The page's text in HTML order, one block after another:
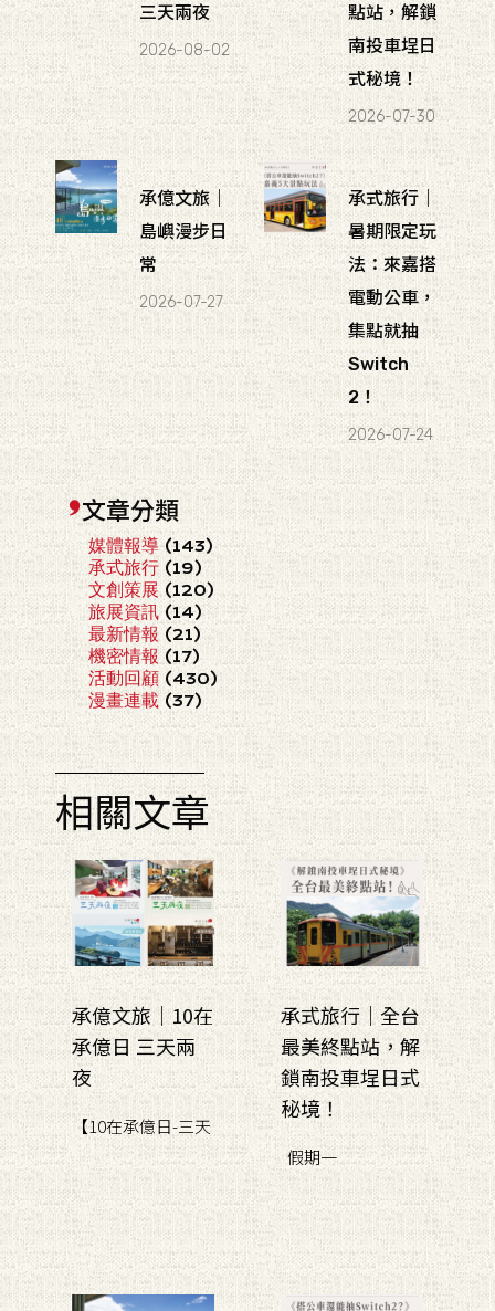
三天兩夜
2026-08-02
點站，解鎖
南投車埕日
式秘境！
2026-07-30
承億文旅｜
島嶼漫步日
常
2026-07-27
承式旅行｜
暑期限定玩
法：來嘉搭
電動公車，
集點就抽
Switch
2！
2026-07-24
文章分類
媒體報導(143)
承式旅行 (19)
文創策展(120)
旅展資訊(14)
最新情報 (21)
機密情報(17)
活動回顧 (430)
漫畫連載 (37)
相關文章
承億文旅｜10在
承億日 三天兩
夜
【10在承億日-三天
承式旅行｜全台
最美終點站，解
鎖南投車埕日式
秘境！
假期一